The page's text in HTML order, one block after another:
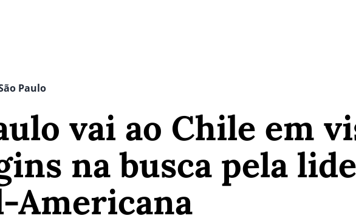
Paulo
vai ao Chile em
na busca pela
Americana